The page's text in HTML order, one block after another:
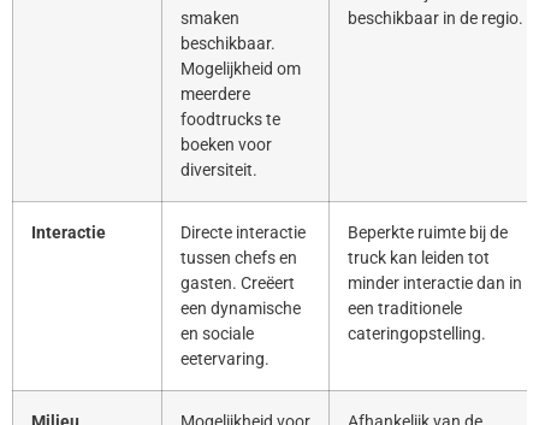
smaken
beschikbaar.
Mogelijkheid om
meerdere
foodtrucks te
boeken voor
diversiteit.
beschikbaar in de regio.
Interactie
Directe interactie
tussen chefs en
gasten. Creëert
een dynamische
en sociale
eetervaring.
Beperkte ruimte bij de
truck kan leiden tot
minder interactie dan in
een traditionele
cateringopstelling.